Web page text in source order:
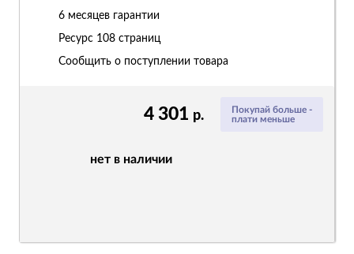
Покупай больше -
плати меньше
4 301 р.
нет в наличии
6 месяцев гарантии
Ресурс 108 страниц
Сообщить о поступлении товара